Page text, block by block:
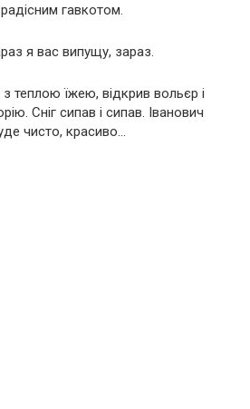
гавкотом.
я вас випущу, зараз.
теплою їжею, відкрив вольєр і
Сніг сипав і сипав. Іванович
чисто, красиво…